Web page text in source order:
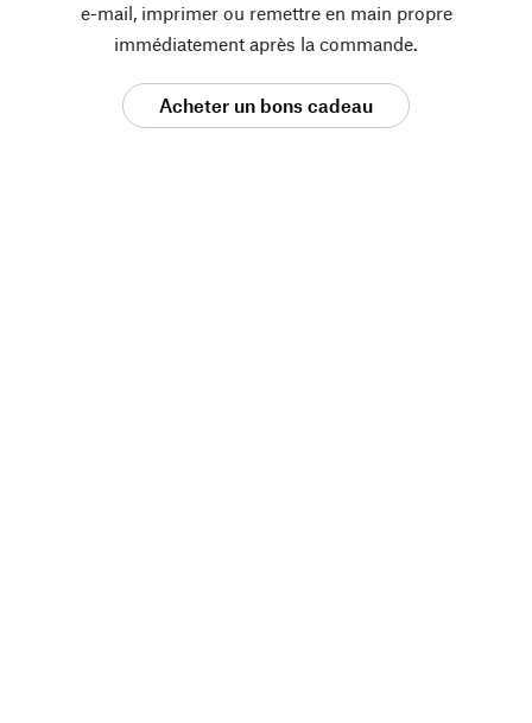
e-mail, imprimer ou remettre en main propre
immédiatement après la commande.
Acheter un bons cadeau